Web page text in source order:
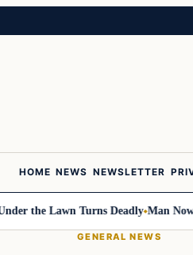
HOME NEWS NEWSLETTER
Lawn Turns Deadly Man Now
GENERAL NEWS